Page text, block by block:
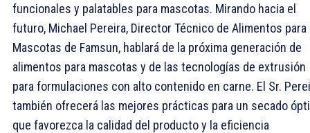
funcionales y palatables para mascotas. Mirando hacia el
futuro, Michael Pereira, Director Técnico de Alimentos para
Mascotas de Famsun, hablará de la próxima generación de
alimentos para mascotas y de las tecnologías de extrusión
para formulaciones con alto contenido en carne. El Sr.
también ofrecerá las mejores prácticas para un secado
que favorezca la calidad del producto y la eficiencia